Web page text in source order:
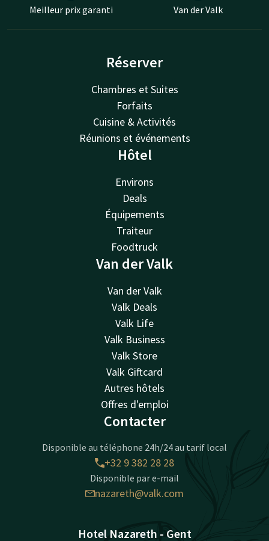
Meilleur prix garanti Van der Valk
Réserver
Chambres et Suites
Forfaits
Cuisine & Activités
Réunions et événements
Hôtel
Environs
Deals
Équipements
Traiteur
Foodtruck
Van der Valk
Van der Valk
Valk Deals
Valk Life
Valk Business
Valk Store
Valk Giftcard
Autres hôtels
Offres d'emploi
Contacter
Disponible au téléphone 24h/24 au tarif local
+32 9 382 28 28
Disponible par e-mail
nazareth@valk.com
Hotel Nazareth - Gent